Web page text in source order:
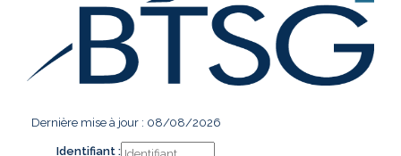
Dernière mise à jour : 08/08/2026
Identifiant :